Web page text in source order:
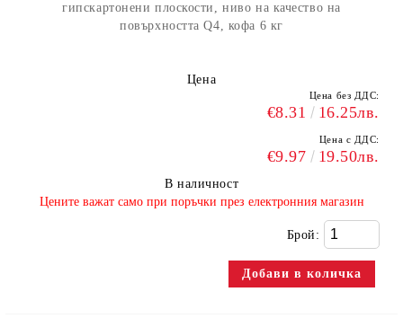
гипскартонени плоскости, ниво на качество на
повърхността Q4, кофа 6 кг
Цена
Цена без ДДС:
€8.31 16.25лв.
Цена с ДДС:
€9.97 19.50лв.
В наличност
​Цените важат само при поръчки през електронния магазин
Брой: